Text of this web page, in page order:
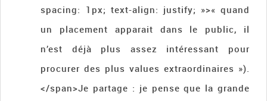
spacing: 1px; text-align: justify; »>« quand
un placement apparait dans le public, il
n’est déjà plus assez intéressant pour
procurer des plus values extraordinaires »).
</span>Je partage : je pense que la grande